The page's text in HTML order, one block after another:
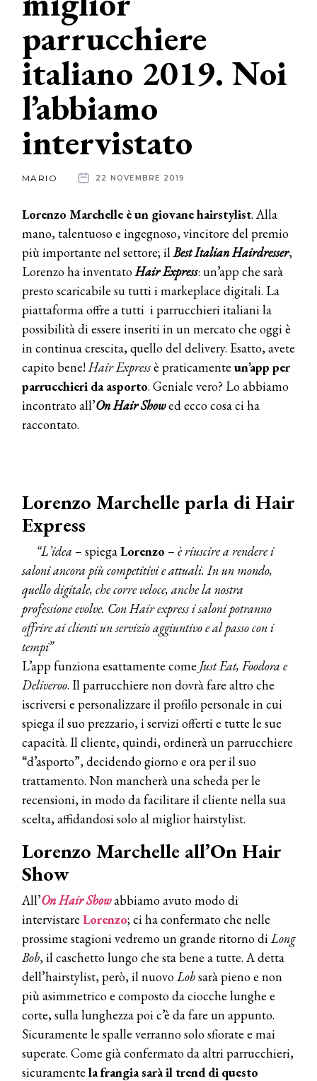
News
dalle
aziende
parrucchiere
italiano 2019. Noi
l’abbiamo
intervistato
MARIO 22 NOVEMBRE 2019
Lorenzo Marchelle è un giovane hairstylist. Alla
mano, talentuoso e ingegnoso, vincitore del premio
più importante nel settore; ilBest Italian Hairdresser,
Lorenzo ha inventatoHair Express: un’app che sarà
presto scaricabile su tutti i markeplace digitali. La
piattaforma offre a tutti i parrucchieri italiani la
possibilità di essere inseriti in un mercato che oggi è
in continua crescita, quello del delivery. Esatto, avete
capito bene!Hair Expressè praticamente un’app per
parrucchieri da asporto. Geniale vero? Lo abbiamo
incontrato all’On Hair Showed ecco cosa ci ha
raccontato.
Lorenzo Marchelle parla di Hair
Express
“L’idea – spiegaLorenzo – è riuscire a rendere i
saloni ancora più competitivi e attuali. In un mondo,
quello digitale, che corre veloce, anche la nostra
professione evolve. Con Hair express i saloni potranno
offrire ai clienti un servizio aggiuntivo e al passo con i
tempi”
L’app funziona esattamente come Just Eat, Foodora e
Deliveroo. Il parrucchiere non dovrà fare altro che
iscriversi e personalizzare il profilo personale in cui
spiega il suo prezzario, i servizi offerti e tutte le sue
capacità. Il cliente, quindi, ordinerà un parrucchiere
“d’asporto”, decidendo giorno e ora per il suo
trattamento. Non mancherà una scheda per le
recensioni, in modo da facilitare il cliente nella sua
scelta, affidandosi solo al miglior hairstylist.
Lorenzo Marchelle all’On Hair
Show
All’On Hair Showabbiamo avuto modo di
intervistare Lorenzo; ci ha confermato che nelle
prossime stagioni vedremo un grande ritorno diLong
Bob, il caschetto lungo che sta bene a tutte. A detta
dell’hairstylist, però, il nuovoLobsarà pieno e non
più asimmetrico e composto da ciocche lunghe e
corte, sulla lunghezza poi c’è da fare un appunto.
Sicuramente le spalle verranno solo sfiorate e mai
superate. Come già confermato da altri parrucchieri,
sicuramente la frangia sarà il trend di questo